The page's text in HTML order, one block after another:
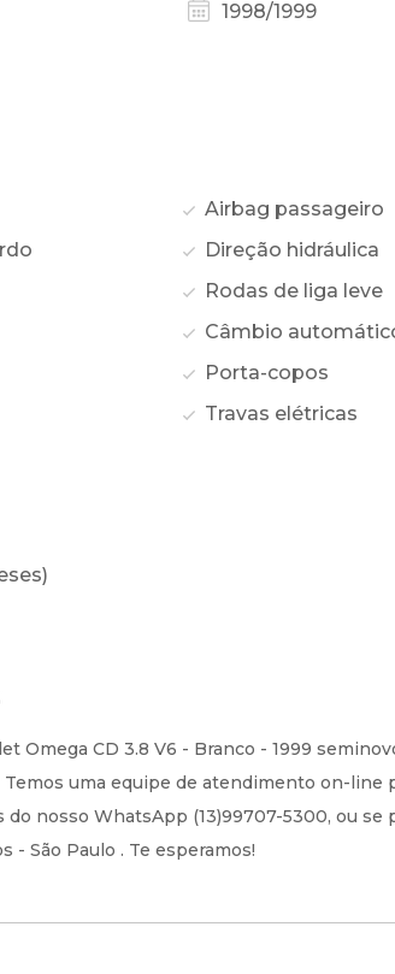
1998/1999
Airbag passageiro
Direção hidráulica
Rodas de liga leve
Câmbio
Porta-copos
Travas elétricas
Omega CD 3.8 V6 - Branco - 1999
uma equipe de atendimento on-
do nosso WhatsApp (13)99707-5300, ou
- São Paulo . Te esperamos!